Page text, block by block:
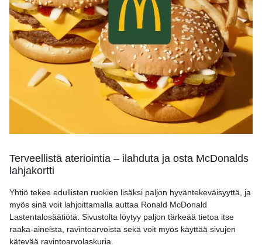
Terveellistä ateriointia – ilahduta ja osta McDonalds
lahjakortti
Yhtiö tekee edullisten ruokien lisäksi paljon hyväntekeväisyyttä, ja
myös sinä voit lahjoittamalla auttaa Ronald McDonald
Lastentalosäätiötä. Sivustolta löytyy paljon tärkeää tietoa itse
raaka-aineista, ravintoarvoista sekä voit myös käyttää sivujen
kätevää ravintoarvolaskuria.